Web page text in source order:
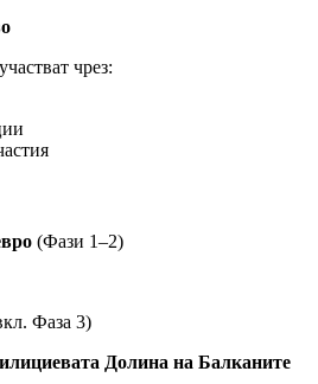
чрез:
(Фази 1–2)
Фаза 3)
Долина на Балканите